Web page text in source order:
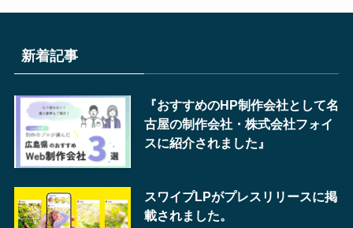
新着記事
『おすすめのHP制作会社として名
古屋の制作会社・株式会社フォイ
スに紹介されました』
スワイプLPがプレスリリースに掲
載されました。